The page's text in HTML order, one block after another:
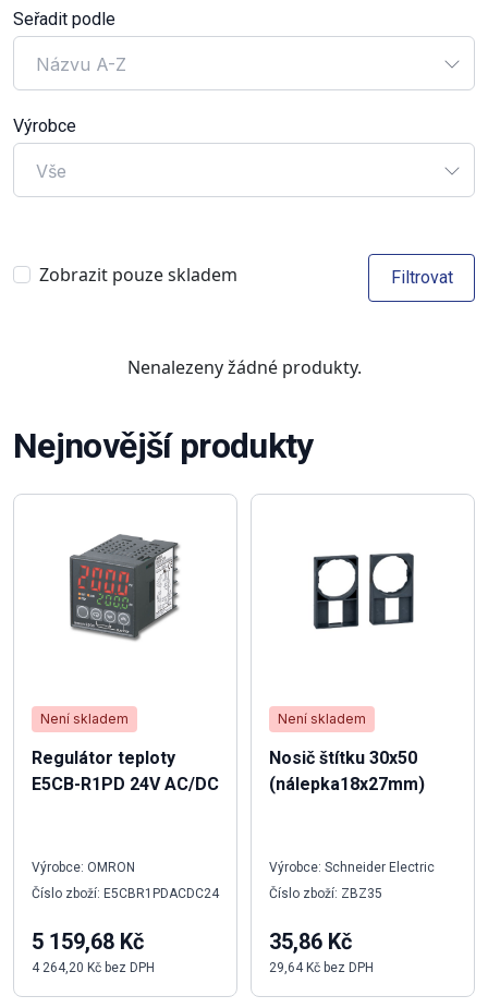
Seřadit podle
Názvu A-Z
Výrobce
Vše
Zobrazit pouze skladem Filtrovat
Nenalezeny žádné produkty.
Nejnovější produkty
Není skladem
Regulátor teploty
E5CB-R1PD 24V AC/DC
Výrobce: OMRON
Číslo zboží: E5CBR1PDACDC24
5 159,68 Kč
4 264,20 Kč bez DPH
Není skladem
Nosič štítku 30x50
(nálepka18x27mm)
Výrobce: Schneider Electric
Číslo zboží: ZBZ35
35,86 Kč
29,64 Kč bez DPH